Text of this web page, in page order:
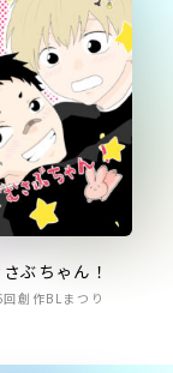
ぶちゃん！
創作BLまつり